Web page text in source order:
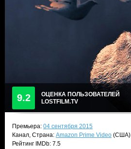
9.2
ОЦЕНКА ПОЛЬЗОВАТЕЛЕЙ
LOSTFILM.TV
Премьера: 04 сентября 2015
Канал, Страна: Amazon Prime Video (США)
Рейтинг IMDb: 7.5